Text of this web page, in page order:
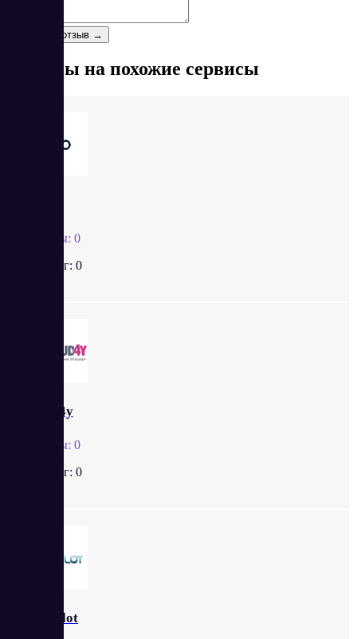
Оставить отзыв →
Отзывы на похожие сервисы
Отзывы: 0
Рейтинг: 0
Cloud4y
Отзывы: 0
Рейтинг: 0
SMSpilot